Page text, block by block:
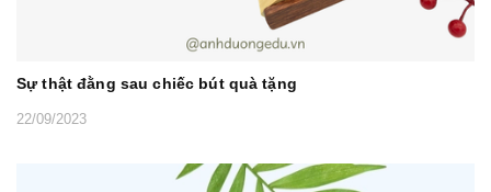
Sự thật đằng sau chiếc bút quà tặng
22/09/2023